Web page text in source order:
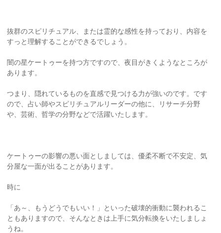
抜群のスピリチュアル、または霊的な感性を持っており、内容を
すっと理解することができるでしょう。
闇の星ケートゥーを持つ方ですので、夜目がきくようなところが
あります。
つまり、隠れているものを直感で見つける力が強いのです。です
ので、占い師やスピリチュアルリーダーの他に、リサーチ分野
や、芸術、哲学の分野などで活躍いたします。
ケートゥーの影響の悪い面としましては、優柔不断で不安定、気
分屋な一面が出ることがあります。
時に
「あ～、もうどうでもいい！」といった破壊的衝動に襲われるこ
ともありますので、そんなときは上手に気分転換をいたしましょ
うね。